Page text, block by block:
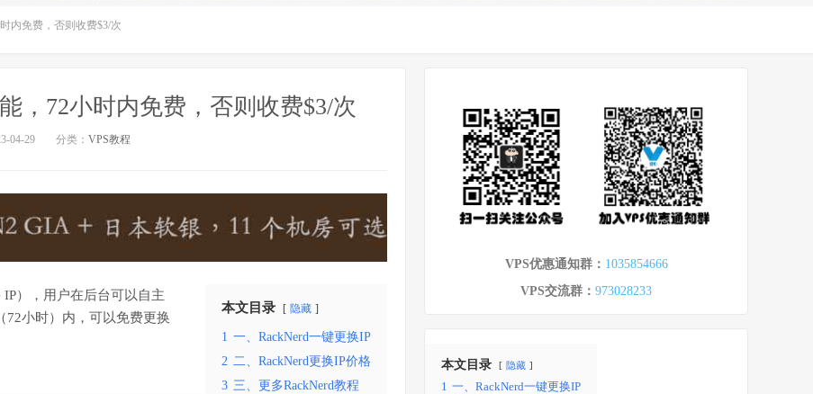
内免费，否则收费$3/次
，72小时内免费，否则收费$3/次
04-29 分类： VPS教程
本文目录 隐藏
1 一、RackNerd一键更换IP
2 二、RackNerd更换IP价格
3 三、更多RackNerd教程
IP），用户在后台可以自主
72小时）内，可以免费更换
VPS优惠通知群： 1035854666
VPS交流群： 973028233
本文目录 隐藏
1 一、RackNerd一键更换IP